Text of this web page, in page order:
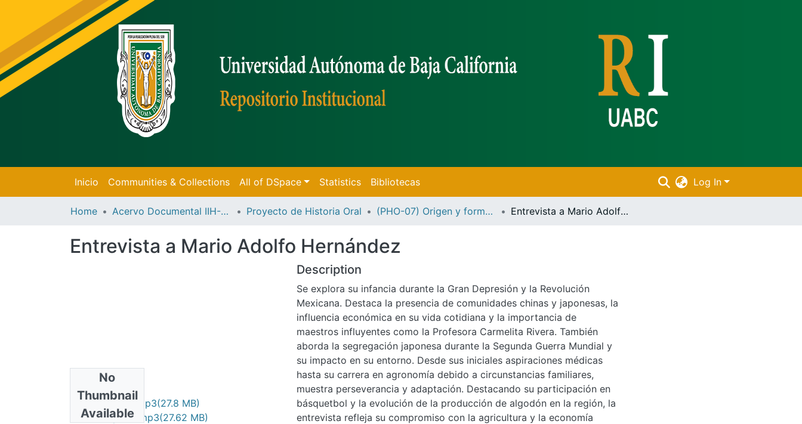
Inicio Communities & Collections All of DSpace Statistics Bibliotecas Log In
Home Acervo Documental IIH-UABC Proyecto de Historia Oral (PHO-07) Origen y formación de la Burguesía Regional Entrevista a Mario Adolfo Hernández
Entrevista a Mario Adolfo Hernández
No
Thumbnail
Available
PHO-7-5 pte 1.mp3(27.8 MB)
PHO-7-5 pte 2.mp3(27.62 MB)
Description
Se explora su infancia durante la Gran Depresión y la Revolución
Mexicana. Destaca la presencia de comunidades chinas y japonesas, la
influencia económica en su vida cotidiana y la importancia de
maestros influyentes como la Profesora Carmelita Rivera. También
aborda la segregación japonesa durante la Segunda Guerra Mundial y
su impacto en su entorno. Desde sus iniciales aspiraciones médicas
hasta su carrera en agronomía debido a circunstancias familiares,
muestra perseverancia y adaptación. Destacando su participación en
básquetbol y la evolución de la producción de algodón en la región, la
entrevista refleja su compromiso con la agricultura y la economía